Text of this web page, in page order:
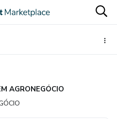
AGRONEGÓCIO